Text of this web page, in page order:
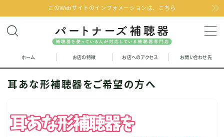
このWebサイトのインフォメーションは、こちら
MENU
お問い合わせ
お店へのアクセス
ホーム お店の特徴 お店へのアクセス お問い合わせ先
耳あな形補聴器をご希望の方へ